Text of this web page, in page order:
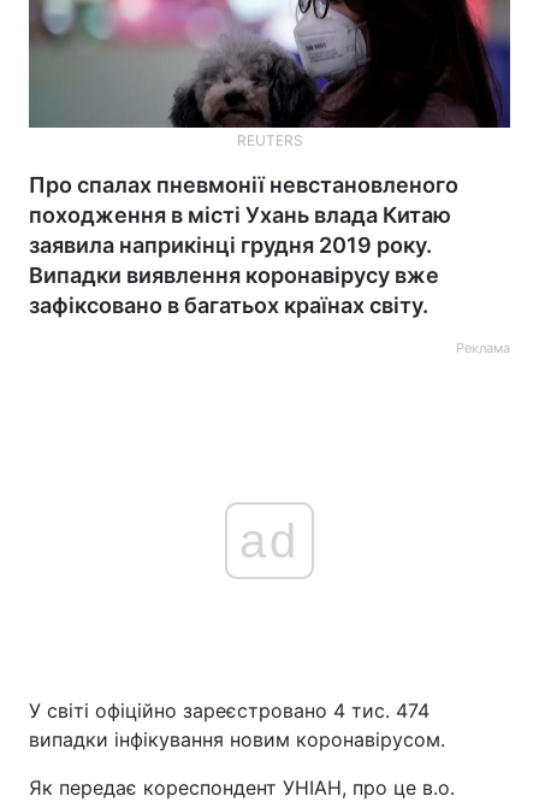
REUTERS
Про спалах пневмонії невстановленого
походження в місті Ухань влада Китаю
заявила наприкінці грудня 2019 року.
Випадки виявлення коронавірусу вже
зафіксовано в багатьох країнах світу.
Реклама
ad
У світі офіційно зареєстровано 4 тис. 474
випадки інфікування новим коронавірусом.
Як передає кореспондент УНІАН, про це в.о.